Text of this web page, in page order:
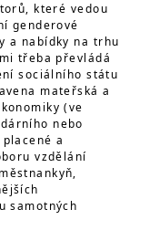
které vedou
genderové
a nabídky na trhu
třeba převládá
sociálního státu
mateřská a
(ve
nebo
a
vzdělání
samotných